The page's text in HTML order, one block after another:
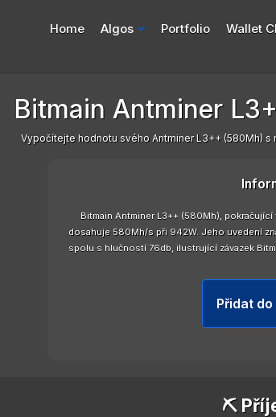
Home Algos Portfolio Wallet
Bitmain Antminer
Vypočítejte hodnotu svého Antminer L3++ (580Mh)
Bitmain Antminer L3++ (580Mh),
dosahuje 580Mh/s při 942W. Jeho uvedení
spolu s hlučností 76db, ilustrující závazek
Přidat
⛏️